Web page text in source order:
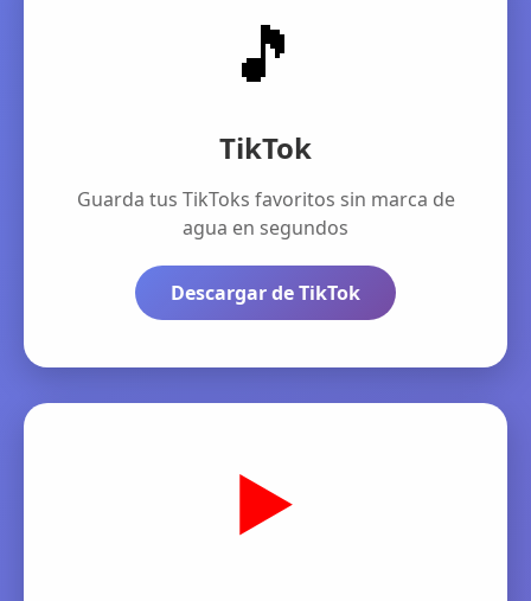
🎵
TikTok
Guarda tus TikToks favoritos sin marca de
agua en segundos
Descargar de TikTok
▶️